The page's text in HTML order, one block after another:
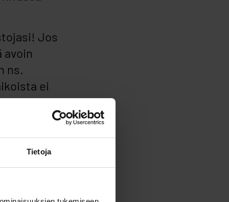
Tietoja
Jos
avoin
ns.
ei